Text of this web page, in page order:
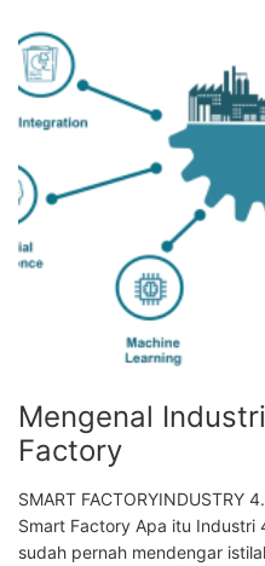
Mengenal
Factory
SMART FACTORYINDUSTRY
Smart Factory Apa itu Industri
sudah pernah mendengar